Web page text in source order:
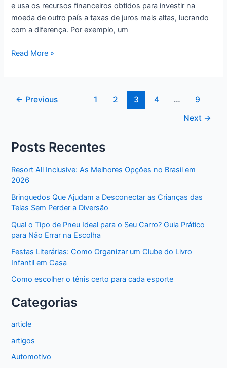
e usa os recursos financeiros obtidos para investir na
moeda de outro país a taxas de juros mais altas, lucrando
com a diferença. Por exemplo, um
O
de
operações
carry
trade
Read More »
← Previous 1 2 3 4 …
9
Next →
Posts Recentes
Resort All Inclusive: As Melhores Opções no Brasil em
2026
Brinquedos Que Ajudam a Desconectar as Crianças das
Telas Sem Perder a Diversão
Qual o Tipo de Pneu Ideal para o Seu Carro? Guia Prático
para Não Errar na Escolha
Festas Literárias: Como Organizar um Clube do Livro
Infantil em Casa
Como escolher o tênis certo para cada esporte
Categorias
article
artigos
Automotivo